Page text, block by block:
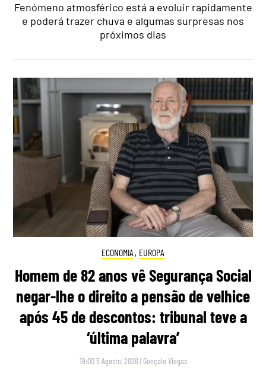
Fenómeno atmosférico está a evoluir rapidamente
e poderá trazer chuva e algumas surpresas nos
próximos dias
ECONOMIA , EUROPA
Homem de 82 anos vê Segurança Social
negar-lhe o direito a pensão de velhice
após 45 de descontos: tribunal teve a
‘última palavra’
19:00 5 Agosto, 2026 | Gonçalo Viegas